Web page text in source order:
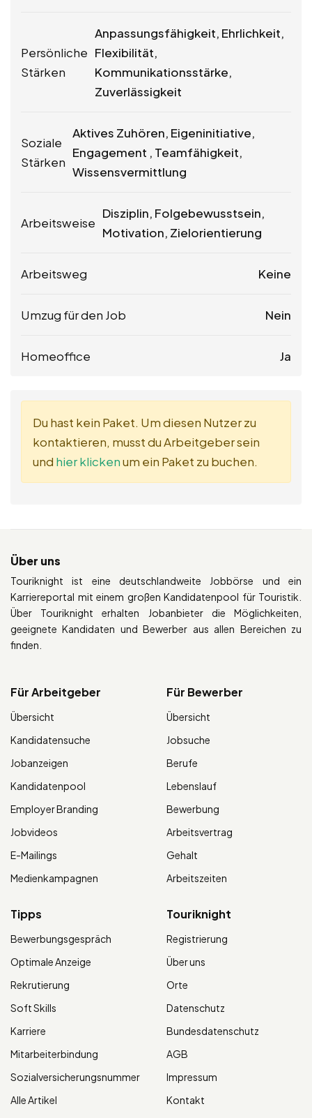
Persönliche
Stärken
Anpassungsfähigkeit, Ehrlichkeit,
Flexibilität,
Kommunikationsstärke,
Zuverlässigkeit
Soziale
Stärken
Aktives Zuhören, Eigeninitiative,
Engagement , Teamfähigkeit,
Wissensvermittlung
Arbeitsweise
Disziplin, Folgebewusstsein,
Motivation, Zielorientierung
Arbeitsweg Keine
Umzug für den Job Nein
Homeoffice Ja
Du hast kein Paket. Um diesen Nutzer zu
kontaktieren, musst du Arbeitgeber sein
und hier klickenum ein Paket zu buchen.
Über uns
Touriknight ist eine deutschlandweite Jobbörse und ein
Karriereportal mit einem großen Kandidatenpool für Touristik.
Über Touriknight erhalten Jobanbieter die Möglichkeiten,
geeignete Kandidaten und Bewerber aus allen Bereichen zu
finden.
Für Arbeitgeber
Übersicht
Kandidatensuche
Jobanzeigen
Kandidatenpool
Employer Branding
Jobvideos
E-Mailings
Medienkampagnen
Für Bewerber
Übersicht
Jobsuche
Berufe
Lebenslauf
Bewerbung
Arbeitsvertrag
Gehalt
Arbeitszeiten
Tipps
Bewerbungsgespräch
Optimale Anzeige
Rekrutierung
Soft Skills
Karriere
Mitarbeiterbindung
Sozialversicherungsnummer
Alle Artikel
Touriknight
Registrierung
Über uns
Orte
Datenschutz
Bundesdatenschutz
AGB
Impressum
Kontakt